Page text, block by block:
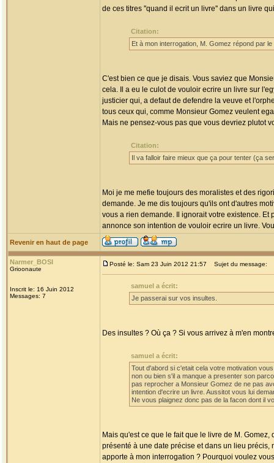
de ces titres ''quand il ecrit un livre'' dans un livre
Citation:
Et à mon interrogation, M. Gomez répond par
C'est bien ce que je disais. Vous saviez que
cela. Il a eu le culot de vouloir ecrire un livre sur
justicier qui, a defaut de defendre la veuve et
tous ceux qui, comme Monsieur Gomez veulent
Mais ne pensez-vous pas que vous devriez plutot
Citation:
Il va falloir faire mieux que ça pour tenter (ça
Moi je me mefie toujours des moralistes et des
demande. Je me dis toujours qu'ils ont d'autres
vous a rien demande. Il ignorait votre existence.
annonce son intention de vouloir ecrire un livre.
Revenir en haut de page
Narmer_BOSI
Grioonaute
Inscrit le: 16 Juin 2012
Messages: 7
Posté le: Sam 23 Juin 2012 21:57 Sujet du message:
samuel a écrit:
Je passerai sur vos insultes.
Des insultes ? Où ça ? Si vous arrivez à m'en
samuel a écrit:
Tout d'abord si c'etait cela votre motivation
non ou bien s'il a manque a presenter son
pas reprocher a Monsieur Gomez de ne pas
intention d'ecrire un livre. Aussitot vous lui
Ne vous plaignez donc pas de la facon dont il
Mais qu'est ce que le fait que le livre de M.
présenté à une date précise et dans un lieu
apporte à mon interrogation ? Pourquoi voulez